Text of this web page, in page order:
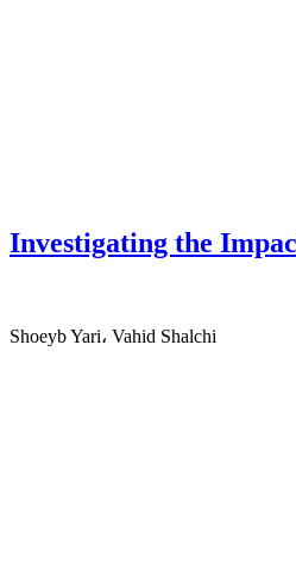
Investigating the
Shoeyb Yari، Vahid Shalchi